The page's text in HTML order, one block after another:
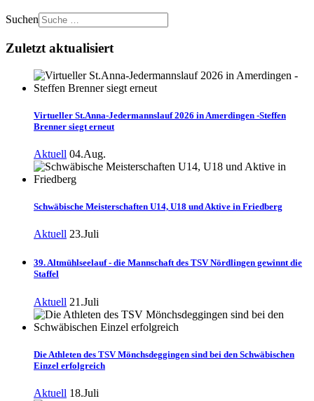
Suchen
Zuletzt aktualisiert
Virtueller St.Anna-Jedermannslauf 2026 in Amerdingen -Steffen
Brenner siegt erneut
Aktuell 04.Aug.
Schwäbische Meisterschaften U14, U18 und Aktive in Friedberg
Aktuell 23.Juli
39. Altmühlseelauf - die Mannschaft des TSV Nördlingen gewinnt die
Staffel
Aktuell 21.Juli
Die Athleten des TSV Mönchsdeggingen sind bei den Schwäbischen
Einzel erfolgreich
Aktuell 18.Juli